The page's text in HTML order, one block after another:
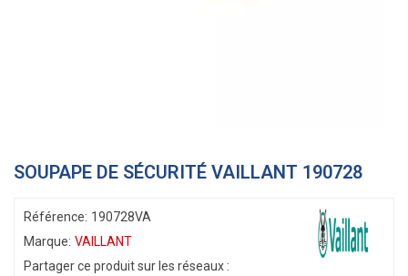
SOUPAPE DE SÉCURITÉ VAILLANT 190728
Référence: 190728VA
Marque: VAILLANT